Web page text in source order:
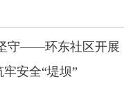
守——环东社区开展
安全“堤坝”